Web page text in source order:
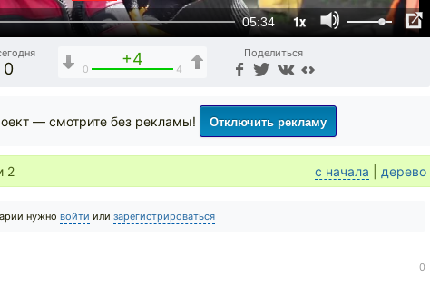
05:34 1x
0
+4
0 4
Поделиться
— смотрите без рекламы! Отключить рекламу
2 с начала дерево
нужно войти или зарегистрироваться
0